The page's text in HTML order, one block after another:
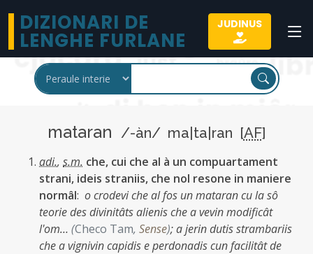
DIZIONARI DE
LENGHE FURLANE
JUDINUS
mataran /-àn/ ma|ta|ran [AF]
adi., s.m. che, cui che al à un compuartament
strani, ideis straniis, che nol resone in maniere
normâl: o crodevi che al fos un mataran cu la sô
teorie des divinitâts alienis che a vevin modificât
l'om… (Checo Tam, Sense);a jerin dutis strambariis
che a vignivin capidis e perdonadis cun facilitât de